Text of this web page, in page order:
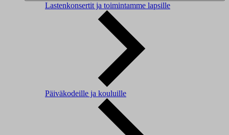
Lastenkonsertit ja toimintamme lapsille
Päiväkodeille ja kouluille